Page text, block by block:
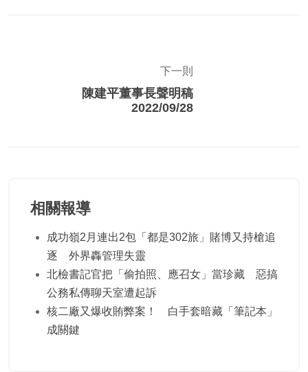
下一則
陳建平董事長聲明稿
2022/09/28
相關報導
成功嶺2月連出2包「都是302旅」賭博又持槍追
逐 外界轟管理失靈
北檢書記官把「偷拍照、應召女」當珍藏 惡搞
公務私傳聊天室遭起訴
核二廠又爆收賄弊案！ 白手套暗藏「筆記本」
成關鍵